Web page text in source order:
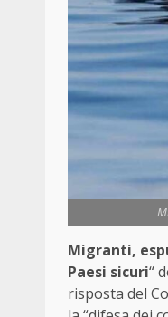
Migranti,
Paesi sicuri“
risposta del